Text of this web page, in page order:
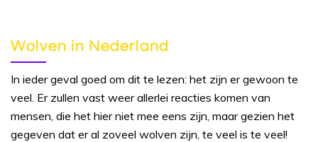
Wolven in Nederland
In ieder geval goed om dit te lezen: het zijn er gewoon te
veel. Er zullen vast weer allerlei reacties komen van
mensen, die het hier niet mee eens zijn, maar gezien het
gegeven dat er al zoveel wolven zijn, te veel is te veel!